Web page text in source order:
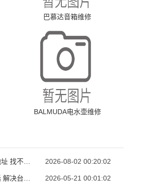
巴慕达音箱维修
BALMUDA电水壶维修
山东省巴慕达手冲壶维修地址 找不到维修点别发 2026-08-02 00:20:02
2026-05-21 00:01:02